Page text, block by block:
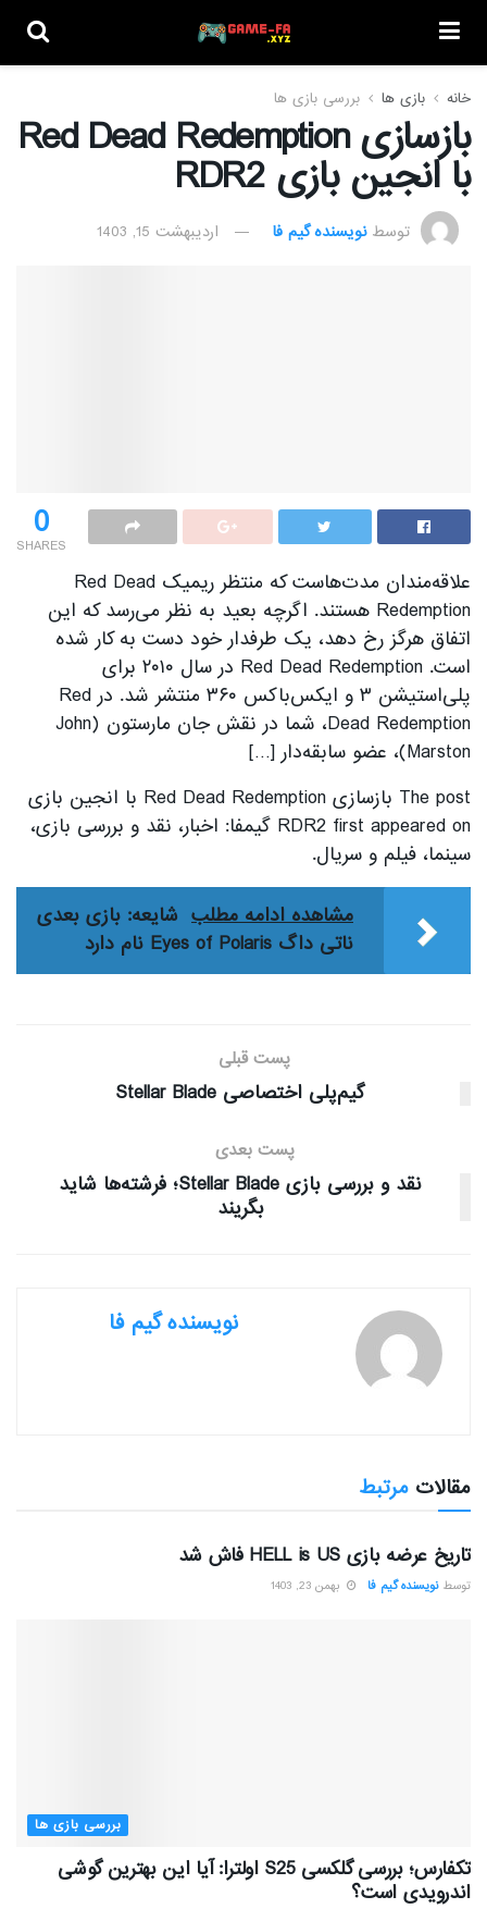
خانه بازی ها بررسی بازی ها
بازسازی Red Dead Redemption
با انجین بازی RDR2
توسط نویسنده گیم فا اردیبهشت 15, 1403
0
SHARES
علاقه‌مندان مدت‌هاست که منتظر ریمیک Red Dead
Redemption هستند. اگرچه بعید به نظر می‌رسد که این
اتفاق هرگز رخ دهد، یک طرفدار خود دست به کار شده
است. Red Dead Redemption در سال ۲۰۱۰ برای
پلی‌استیشن ۳ و ایکس‌باکس ۳۶۰ منتشر شد. در Red
Dead Redemption، شما در نقش جان مارستون (John
Marston)، عضو سابقه‌دار […]
The post بازسازی Red Dead Redemption با انجین بازی
RDR2 first appeared on گیمفا: اخبار، نقد و بررسی بازی،
سینما، فیلم و سریال.
مشاهده ادامه مطلب شایعه: بازی بعدی
ناتی داگ Eyes of Polaris نام دارد
پست قبلی
گیم‌‎پلی اختصاصی Stellar Blade
پست بعدی
نقد و بررسی بازی Stellar Blade؛ فرشته‌ها شاید
بگریند
نویسنده گیم فا
مقالات مرتبط
تاریخ عرضه بازی HELL is US فاش شد
توسط نویسنده گیم فا بهمن 23, 1403
بررسی بازی ها
تکفارس؛ بررسی گلکسی S25 اولترا: آیا این بهترین گوشی
اندرویدی است؟